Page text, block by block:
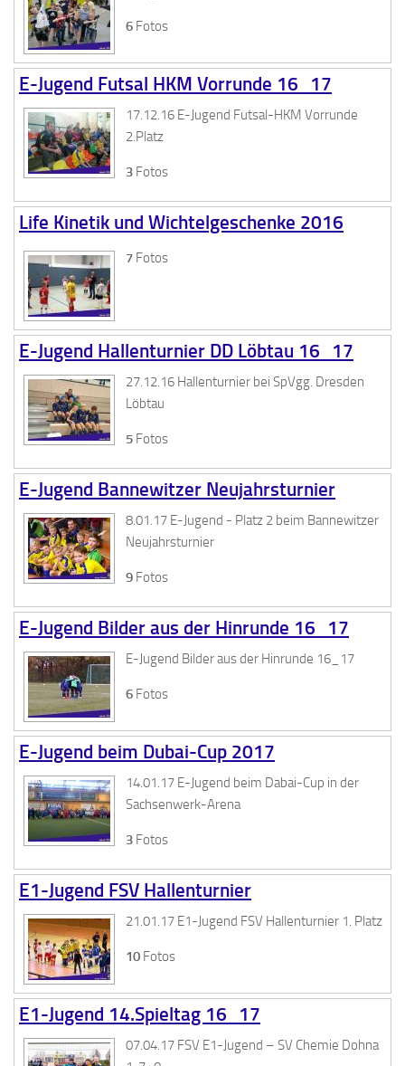
6 Fotos
E-Jugend Futsal HKM Vorrunde 16_17
17.12.16 E-Jugend Futsal-HKM Vorrunde
2.Platz
3 Fotos
Life Kinetik und Wichtelgeschenke 2016
7 Fotos
E-Jugend Hallenturnier DD Löbtau 16_17
27.12.16 Hallenturnier bei SpVgg. Dresden
Löbtau
5 Fotos
E-Jugend Bannewitzer Neujahrsturnier
8.01.17 E-Jugend - Platz 2 beim Bannewitzer
Neujahrsturnier
9 Fotos
E-Jugend Bilder aus der Hinrunde 16_17
E-Jugend Bilder aus der Hinrunde 16_17
6 Fotos
E-Jugend beim Dubai-Cup 2017
14.01.17 E-Jugend beim Dabai-Cup in der
Sachsenwerk-Arena
3 Fotos
E1-Jugend FSV Hallenturnier
21.01.17 E1-Jugend FSV Hallenturnier 1. Platz
10 Fotos
E1-Jugend 14.Spieltag 16_17
07.04.17 FSV E1-Jugend – SV Chemie Dohna